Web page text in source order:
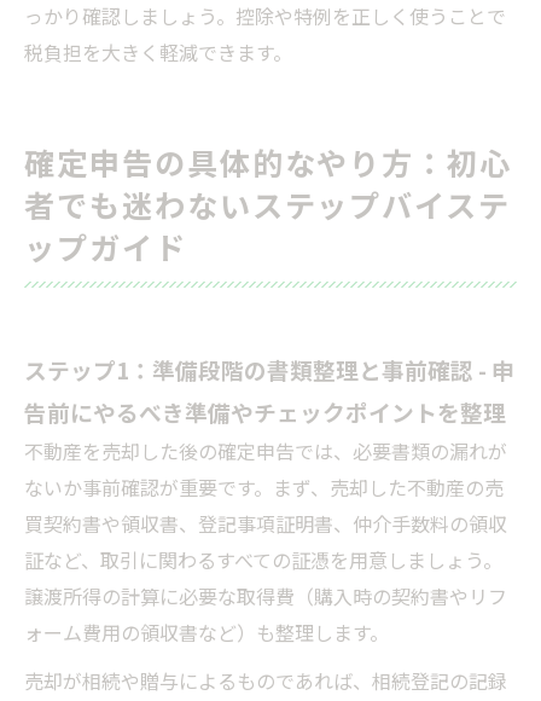
っかり確認しましょう。控除や特例を正しく使うことで
税負担を大きく軽減できます。
確定申告の具体的なやり方：初心
者でも迷わないステップバイステ
ップガイド
ステップ1：準備段階の書類整理と事前確認 - 申
告前にやるべき準備やチェックポイントを整理
不動産を売却した後の確定申告では、必要書類の漏れが
ないか事前確認が重要です。まず、売却した不動産の売
買契約書や領収書、登記事項証明書、仲介手数料の領収
証など、取引に関わるすべての証憑を用意しましょう。
譲渡所得の計算に必要な取得費（購入時の契約書やリフ
ォーム費用の領収書など）も整理します。
売却が相続や贈与によるものであれば、相続登記の記録